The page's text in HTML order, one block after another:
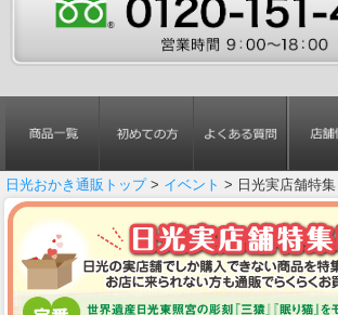
日光おかき通販トップ> イベント > 日光実店舗特集